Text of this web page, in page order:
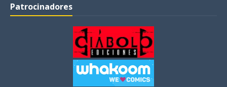
Patrocinadores